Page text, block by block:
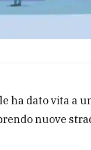
ha dato vita a
nuove